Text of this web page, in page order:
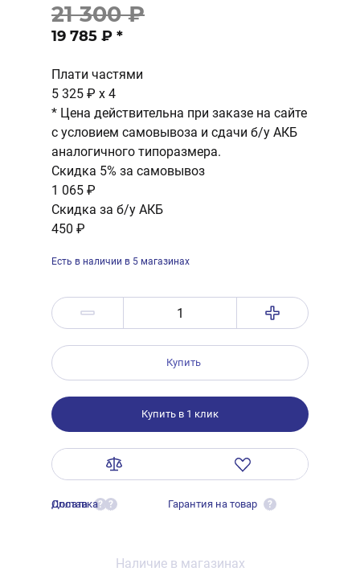
21 300 ₽
19 785 ₽ *
Плати частями
5 325 ₽ x 4
* Цена действительна при заказе на сайте
с условием самовывоза и сдачи б/у АКБ
аналогичного типоразмера.
Скидка 5% за самовывоз
1 065 ₽
Скидка за б/у АКБ
450 ₽
Есть в наличии в 5 магазинах
Купить
Купить в 1 клик
Оплата ?
Доставка ? Гарантия на товар ?
Наличие в магазинах